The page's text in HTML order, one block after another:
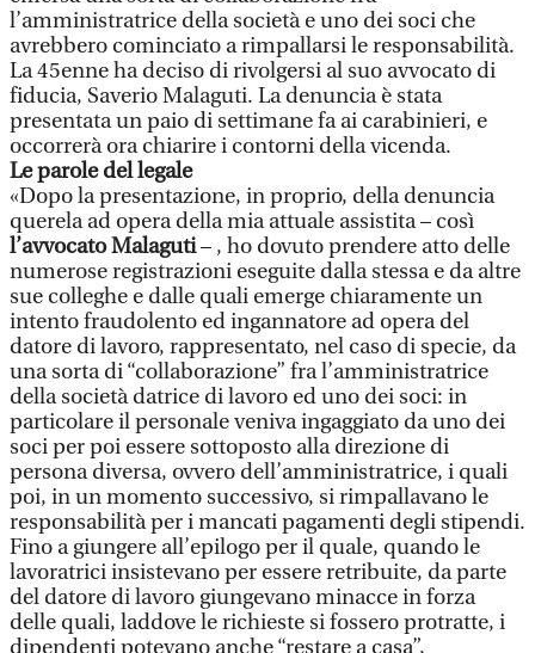
l’amministratrice della società e uno dei soci che
avrebbero cominciato a rimpallarsi le responsabilità.
La 45enne ha deciso di rivolgersi al suo avvocato di
fiducia, Saverio Malaguti. La denuncia è stata
presentata un paio di settimane fa ai carabinieri, e
occorrerà ora chiarire i contorni della vicenda.
Le parole del legale
«Dopo la presentazione, in proprio, della denuncia
querela ad opera della mia attuale assistita – così
l’avvocato Malaguti– , ho dovuto prendere atto delle
numerose registrazioni eseguite dalla stessa e da altre
sue colleghe e dalle quali emerge chiaramente un
intento fraudolento ed ingannatore ad opera del
datore di lavoro, rappresentato, nel caso di specie, da
una sorta di “collaborazione” fra l’amministratrice
della società datrice di lavoro ed uno dei soci: in
particolare il personale veniva ingaggiato da uno dei
soci per poi essere sottoposto alla direzione di
persona diversa, ovvero dell’amministratrice, i quali
poi, in un momento successivo, si rimpallavano le
responsabilità per i mancati pagamenti degli stipendi.
Fino a giungere all’epilogo per il quale, quando le
lavoratrici insistevano per essere retribuite, da parte
del datore di lavoro giungevano minacce in forza
delle quali, laddove le richieste si fossero protratte, i
dipendenti potevano anche “restare a casa”,